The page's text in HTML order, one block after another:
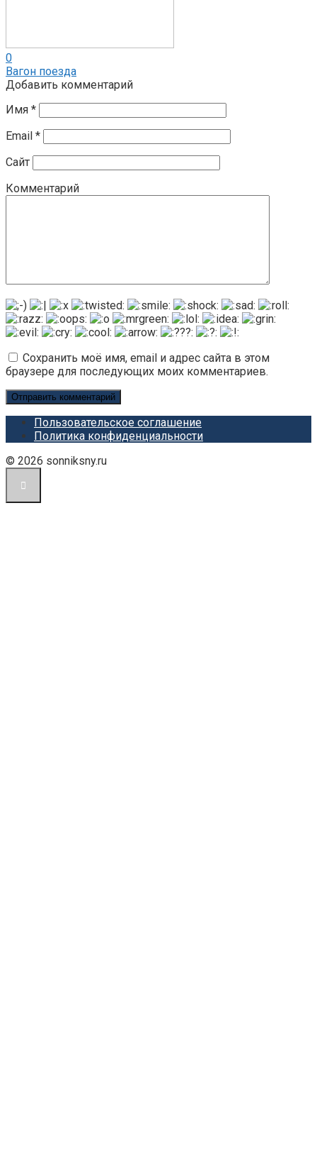
0
Вагон поезда
Добавить комментарий
Имя *
Email *
Сайт
Комментарий
Сохранить моё имя, email и адрес сайта в этом
браузере для последующих моих комментариев.
Пользовательское соглашение
Политика конфиденциальности
© 2026 sonniksny.ru